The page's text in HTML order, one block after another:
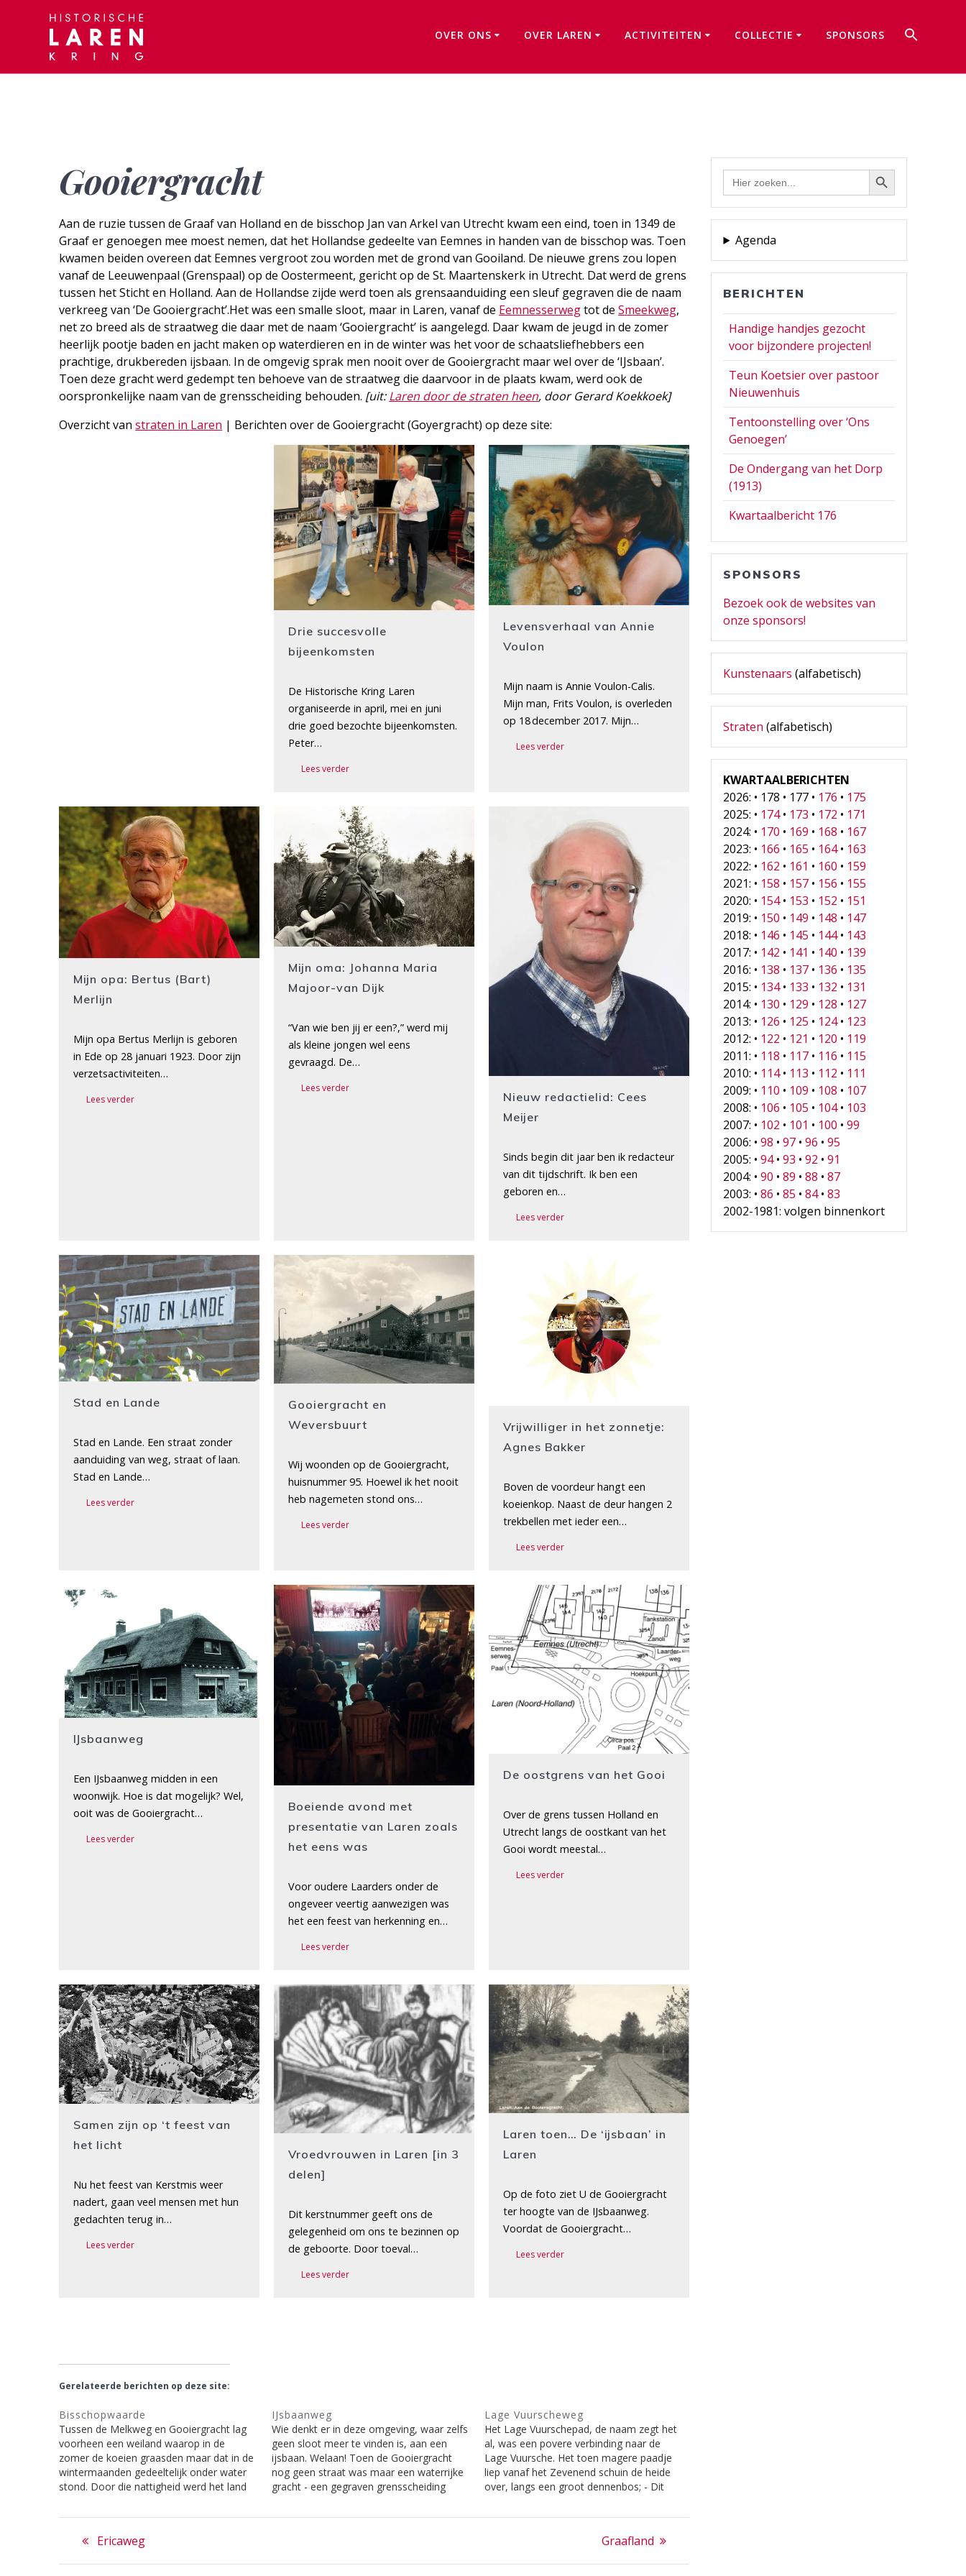
OVER ONS OVER LAREN ACTIVITEITEN COLLECTIE SPONSORS
Gooiergracht
Aan de ruzie tussen de Graaf van Holland en de bisschop Jan van Arkel van Utrecht kwam een eind, toen in 1349 de
Graaf er genoegen mee moest nemen, dat het Hollandse gedeelte van Eemnes in handen van de bisschop was. Toen
kwamen beiden overeen dat Eemnes vergroot zou worden met de grond van Gooiland. De nieuwe grens zou lopen
vanaf de Leeuwenpaal (Grenspaal) op de Oostermeent, gericht op de St. Maartenskerk in Utrecht. Dat werd de grens
tussen het Sticht en Holland. Aan de Hollandse zijde werd toen als grensaanduiding een sleuf gegraven die de naam
verkreeg van ‘De Gooiergracht’.Het was een smalle sloot, maar in Laren, vanaf de Eemnesserwegtot deSmeekweg,
net zo breed als de straatweg die daar met de naam ‘Gooiergracht’ is aangelegd. Daar kwam de jeugd in de zomer
heerlijk pootje baden en jacht maken op waterdieren en in de winter was het voor de schaatsliefhebbers een
prachtige, drukbereden ijsbaan. In de omgevig sprak men nooit over de Gooiergracht maar wel over de ‘IJsbaan’.
Toen deze gracht werd gedempt ten behoeve van de straatweg die daarvoor in de plaats kwam, werd ook de
oorspronkelijke naam van de grensscheiding behouden. [uit:Laren door de straten heen, door Gerard Koekkoek]
Overzicht vanstraten in Laren | Berichten over de Gooiergracht (Goyergracht) op deze site:
Drie succesvolle
bijeenkomsten
De Historische Kring Laren
organiseerde in april, mei en juni
drie goed bezochte bijeenkomsten.
Peter…
Lees verder
Levensverhaal van Annie
Voulon
Mijn naam is Annie Voulon-Calis.
Mijn man, Frits Voulon, is overleden
op 18 december 2017. Mijn…
Lees verder
Mijn opa: Bertus (Bart)
Merlijn
Mijn opa Bertus Merlijn is geboren
in Ede op 28 januari 1923. Door zijn
verzetsactiviteiten…
Lees verder
Mijn oma: Johanna Maria
Majoor-van Dijk
“Van wie ben jij er een?,” werd mij
als kleine jongen wel eens
gevraagd. De…
Lees verder
Nieuw redactielid: Cees
Meijer
Sinds begin dit jaar ben ik redacteur
van dit tijdschrift. Ik ben een
geboren en…
Lees verder
Stad en Lande
Stad en Lande. Een straat zonder
aanduiding van weg, straat of laan.
Stad en Lande…
Lees verder
Gooiergracht en
Weversbuurt
Wij woonden op de Gooiergracht,
huisnummer 95. Hoewel ik het nooit
heb nagemeten stond ons…
Lees verder
Vrijwilliger in het zonnetje:
Agnes Bakker
Boven de voordeur hangt een
koeienkop. Naast de deur hangen 2
trekbellen met ieder een…
Lees verder
IJsbaanweg
Een IJsbaanweg midden in een
woonwijk. Hoe is dat mogelijk? Wel,
ooit was de Gooiergracht…
Lees verder
Boeiende avond met
presentatie van Laren zoals
het eens was
Voor oudere Laarders onder de
ongeveer veertig aanwezigen was
het een feest van herkenning en…
Lees verder
De oostgrens van het Gooi
Over de grens tussen Holland en
Utrecht langs de oostkant van het
Gooi wordt meestal…
Lees verder
Samen zijn op ‘t feest van
het licht
Nu het feest van Kerstmis weer
nadert, gaan veel mensen met hun
gedachten terug in…
Lees verder
Vroedvrouwen in Laren [in 3
delen]
Dit kerstnummer geeft ons de
gelegenheid om ons te bezinnen op
de geboorte. Door toeval…
Lees verder
Laren toen… De ‘ijsbaan’ in
Laren
Op de foto ziet U de Gooiergracht
ter hoogte van de IJsbaanweg.
Voordat de Gooiergracht…
Lees verder
Gerelateerde berichten op deze site:
Bisschopwaarde
Tussen de Melkweg en Gooiergracht lag
voorheen een weiland waarop in de
zomer de koeien graasden maar dat in de
wintermaanden gedeeltelijk onder water
stond. Door die nattigheid werd het land
natuurwetenschappelijke ‘waarde’. (Zie
om het grondbezit aldaar, een…
IJsbaanweg
Wie denkt er in deze omgeving, waar zelfs
geen sloot meer te vinden is, aan een
ijsbaan. Welaan! Toen de Gooiergracht
nog geen straat was maar een waterrijke
gracht - een gegraven grensscheiding
was druk schaatsgereden. Zodoende
Lage Vuurscheweg
Het Lage Vuurschepad, de naam zegt het
al, was een povere verbinding naar de
Lage Vuursche. Het toen magere paadje
liep vanaf het Zevenend schuin de heide
over, langs een groot dennenbos; - Dit
hotel De Witte Bergen; - en mondde uit in
Bericht
navigatie
Previous
Ericaweg
Next
Graafland
Zoek
naar:
Zoekknop
Agenda
BERICHTEN
Handige handjes gezocht
voor bijzondere projecten!
Teun Koetsier over pastoor
Nieuwenhuis
Tentoonstelling over ‘Ons
Genoegen’
De Ondergang van het Dorp
(1913)
Kwartaalbericht 176
SPONSORS
Bezoek ook de websites van
onze sponsors!
Kunstenaars (alfabetisch)
Straten (alfabetisch)
KWARTAALBERICHTEN
2026: • 178 • 177 • 176 • 175
2025: • 174• 173 • 172 • 171
2024: • 170 • 169 • 168 • 167
2023: • 166 • 165 • 164• 163
2022: • 162 • 161 • 160 • 159
2021: • 158 • 157 • 156 • 155
2020: • 154• 153 • 152 • 151
2019: • 150 • 149 • 148 • 147
2018: • 146 • 145 • 144• 143
2017: • 142 • 141 • 140 • 139
2016: • 138 • 137 • 136 • 135
2015: • 134• 133 • 132 • 131
2014: • 130 • 129 • 128 • 127
2013: • 126 • 125 • 124• 123
2012: • 122 • 121 • 120 • 119
2011: • 118 • 117 • 116 • 115
2010: • 114• 113 • 112 • 111
2009: • 110 • 109 • 108 • 107
2008: • 106 • 105 • 104• 103
2007: • 102 • 101 • 100 •99
2006: •98 •97 •96 •95
2005: •94•93 •92 •91
2004: •90 •89 •88 •87
2003: •86 •85 •84•83
2002-1981: volgen binnenkort